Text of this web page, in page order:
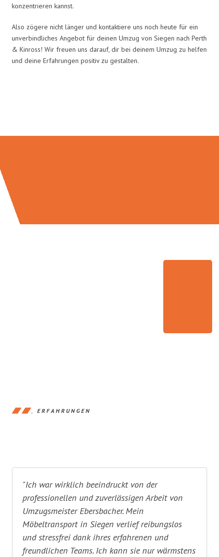
konzentrieren kannst.
Also zögere nicht länger und kontaktiere uns noch heute für ein
unverbindliches Angebot für deinen Umzug von Siegen nach Perth
& Kinross! Wir freuen uns darauf, dir bei deinem Umzug zu helfen
und deine Erfahrungen positiv zu gestalten.
ERFAHRUNGEN
"Ich war wirklich beeindruckt von der
professionellen und zuverlässigen Arbeit von
Umzugsmeister Ebersbacher. Mein
Möbeltransport in Siegen verlief reibungslos
und stressfrei dank ihres erfahrenen und
freundlichen Teams. Ich kann sie nur wärmstens